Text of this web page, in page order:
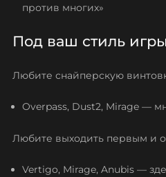
против многих»
Под ваш стиль игры
Любите снайперскую
Overpass, Dust2, Mirage —
Любите выходить первым и
Vertigo, Mirage, Anubis —